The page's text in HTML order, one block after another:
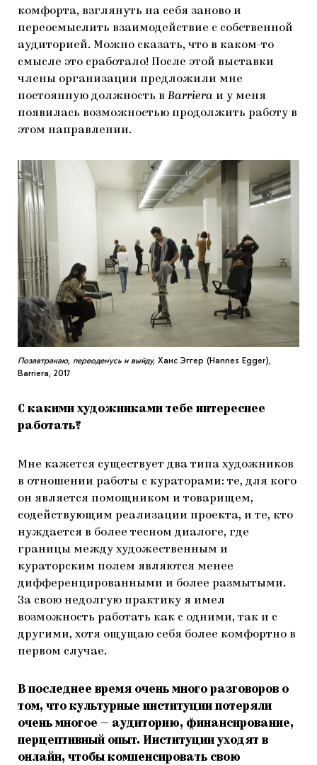
комфорта, взглянуть на себя заново и
переосмыслить взаимодействие с собственной
аудиторией. Можно сказать, что в каком-то
смысле это сработало! После этой выставки
члены организации предложили мне
постоянную должность в Barriera и у меня
появилась возможностью продолжить работу в
этом направлении.
Позавтракаю, переоденусь и выйду, Ханс Эггер (Hannes Egger),
Barriera, 2017
С какими художниками тебе интереснее
работать?
Мне кажется существует два типа художников
в отношении работы с кураторами: те, для кого
он является помощником и товарищем,
содействующим реализации проекта, и те, кто
нуждается в более тесном диалоге, где
границы между художественным и
кураторским полем являются менее
дифференцированными и более размытыми.
За свою недолгую практику я имел
возможность работать как с одними, так и с
другими, хотя ощущаю себя более комфортно в
первом случае.
В последнее время очень много разговоров о
том, что культурные институции потеряли
очень многое — аудиторию, финансирование,
перцептивный опыт. Институции уходят в
онлайн, чтобы компенсировать свою